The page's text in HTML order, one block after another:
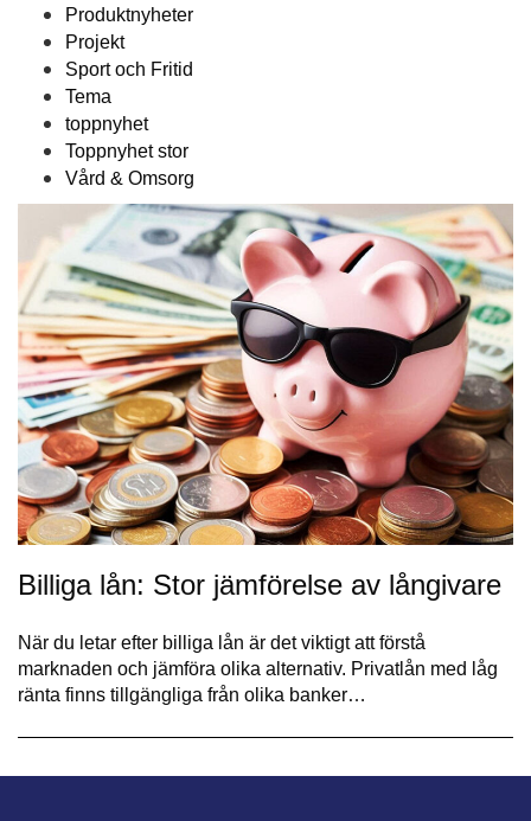
Produktnyheter
Projekt
Sport och Fritid
Tema
toppnyhet
Toppnyhet stor
Vård & Omsorg
Billiga lån: Stor jämförelse av långivare
När du letar efter billiga lån är det viktigt att förstå
marknaden och jämföra olika alternativ. Privatlån med låg
ränta finns tillgängliga från olika banker…